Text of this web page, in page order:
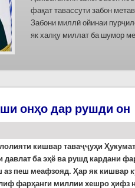
кишварҳои Осиёи Марказӣ,
минтақавии Фарғона-
Тоҷикистон ва Ўзбекистон
онҳо дар рушди он
кишвар таваҷҷуҳи
ба эҳё ва рушд кардани
аз пеш меафзояд. Ҳар як кишвар
фарҳанги миллии хешро ҳифз